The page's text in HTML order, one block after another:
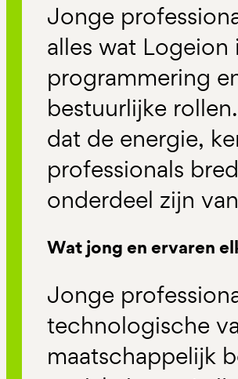
Jonge
alles wat Logeion
programmering
bestuurlijke
dat de energie,
professionals
onderdeel zijn
Wat jong en ervaren
Jonge
technologische
maatschappelijk